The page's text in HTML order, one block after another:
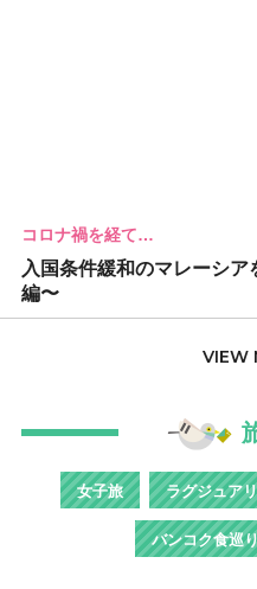
コロナ禍を経て…
入国条件緩和のマレーシ
編〜
VIEW
女子旅 ラグジュア
バンコク食巡